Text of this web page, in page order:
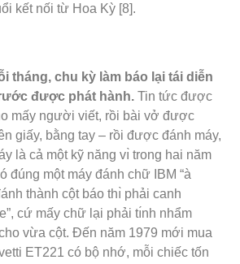
kết nối từ Hoa Kỳ [8].
tháng, chu kỳ làm báo lại tái diễn
được phát hành. Tin tức được
mấy người viết, rồi bài vở được
giấy, bằng tay – rồi được đánh máy,
là cả một kỹ năng vı̀ trong hai năm
đúng một máy đánh chữ IBM “à
thành cột báo thı̀ phải canh
cứ mấy chữ lại phải tı́nh nhẩm
vừa cột. Đến năm 1979 mới mua
ET221 có bộ nhớ, mỗi chiếc tốn